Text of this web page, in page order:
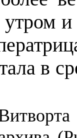
утром
в